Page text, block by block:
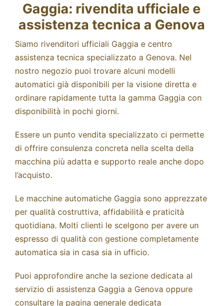
Gaggia: rivendita ufficiale e
assistenza tecnica a Genova
Siamo rivenditori ufficiali Gaggia e centro
assistenza tecnica specializzato a Genova. Nel
nostro negozio puoi trovare alcuni modelli
automatici già disponibili per la visione diretta e
ordinare rapidamente tutta la gamma Gaggia con
disponibilità in pochi giorni.
Essere un punto vendita specializzato ci permette
di offrire consulenza concreta nella scelta della
macchina più adatta e supporto reale anche dopo
l’acquisto.
Le macchine automatiche Gaggia sono apprezzate
per qualità costruttiva, affidabilità e praticità
quotidiana. Molti clienti le scelgono per avere un
espresso di qualità con gestione completamente
automatica sia in casa sia in ufficio.
Puoi approfondire anche la sezione dedicata al
servizio di assistenza Gaggia a Genova oppure
consultare la pagina generale dedicata